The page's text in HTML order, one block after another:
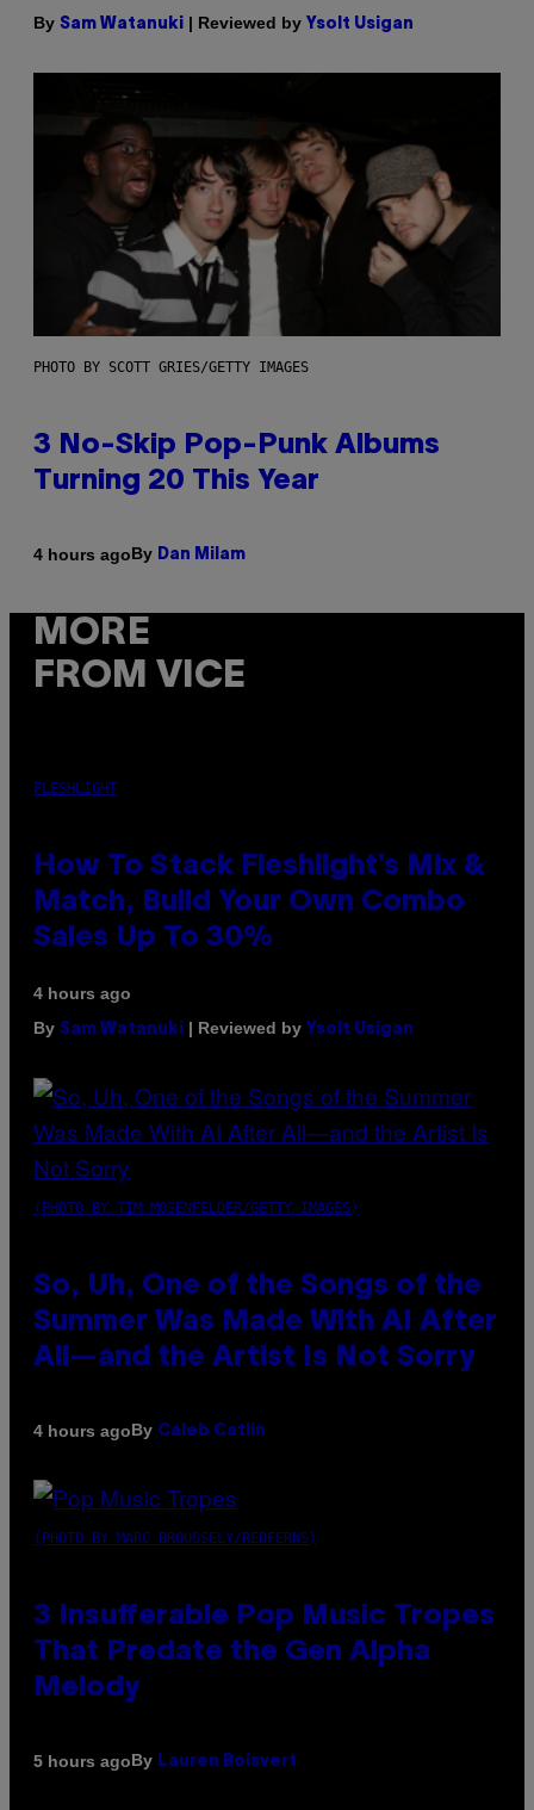
By Sam Watanuki | Reviewed by Ysolt Usigan
PHOTO BY SCOTT GRIES/GETTY IMAGES
3 No-Skip Pop-Punk Albums
Turning 20 This Year
4 hours agoBy Dan Milam
MORE
FROM VICE
FLESHLIGHT
How To Stack Fleshlight’s Mix &
Match, Build Your Own Combo
Sales Up To 30%
4 hours ago
By Sam Watanuki | Reviewed by Ysolt Usigan
(PHOTO BY TIM MOSENFELDER/GETTY IMAGES)
So, Uh, One of the Songs of the
Summer Was Made With AI After
All—and the Artist Is Not Sorry
4 hours agoBy Caleb Catlin
(PHOTO BY MARC BROUSSELY/REDFERNS)
3 Insufferable Pop Music Tropes
That Predate the Gen Alpha
Melody
5 hours agoBy Lauren Boisvert